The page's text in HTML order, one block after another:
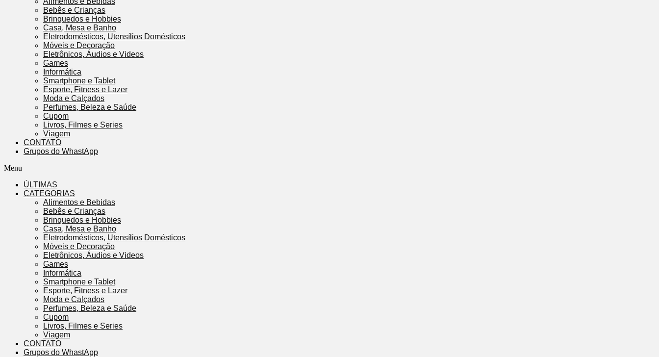
Bebês e Crianças
Brinquedos e Hobbies
Casa, Mesa e Banho
Eletrodomésticos, Utensílios Domésticos
Móveis e Decoração
Eletrônicos, Áudios e Videos
Games
Informática
Smartphone e Tablet
Esporte, Fitness e Lazer
Moda e Calçados
Perfumes, Beleza e Saúde
Cupom
Livros, Filmes e Series
Viagem
CONTATO
Grupos do WhastApp
Menu
ÚLTIMAS
CATEGORIAS
Alimentos e Bebidas
Bebês e Crianças
Brinquedos e Hobbies
Casa, Mesa e Banho
Eletrodomésticos, Utensílios Domésticos
Móveis e Decoração
Eletrônicos, Áudios e Videos
Games
Informática
Smartphone e Tablet
Esporte, Fitness e Lazer
Moda e Calçados
Perfumes, Beleza e Saúde
Cupom
Livros, Filmes e Series
Viagem
CONTATO
Grupos do WhastApp